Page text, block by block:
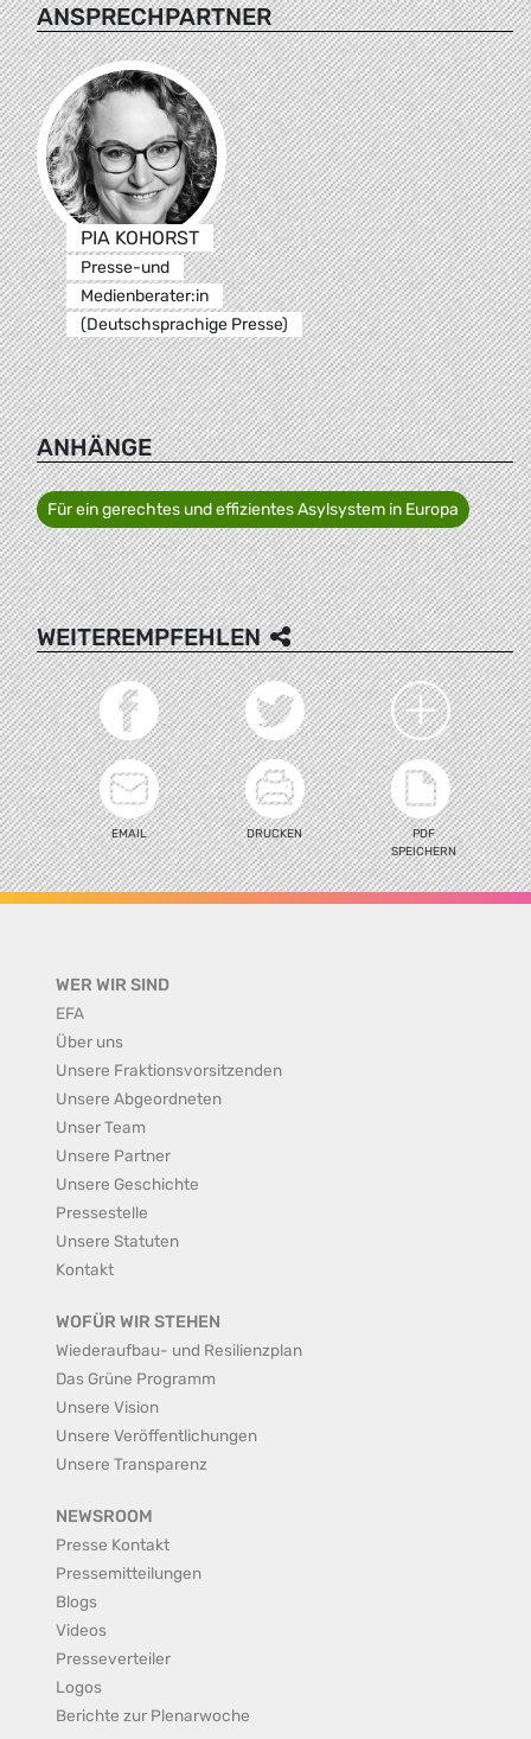
ANSPRECHPARTNER
PIA KOHORST
Presse-und
Medienberater:in
(Deutschsprachige Presse)
ANHÄNGE
Für ein gerechtes und effizientes Asylsystem in Europa
WEITEREMPFEHLEN
EMAIL DRUCKEN
PDF
SPEICHERN
WER WIR SIND
EFA
Über uns
Unsere Fraktionsvorsitzenden
Unsere Abgeordneten
Unser Team
Unsere Partner
Unsere Geschichte
Pressestelle
Unsere Statuten
Kontakt
WOFÜR WIR STEHEN
Wiederaufbau- und Resilienzplan
Das Grüne Programm
Unsere Vision
Unsere Veröffentlichungen
Unsere Transparenz
NEWSROOM
Presse Kontakt
Pressemitteilungen
Blogs
Videos
Presseverteiler
Logos
Berichte zur Plenarwoche